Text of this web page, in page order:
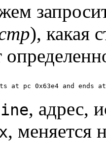
), какая
, адрес,
x, меняется